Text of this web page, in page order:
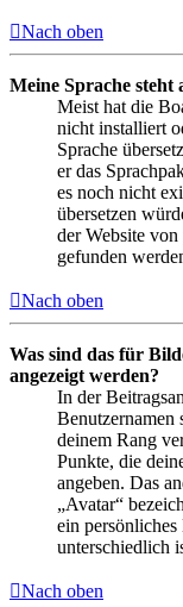
Nach oben
Meine Sprache
Meist hat die
nicht installiert
Sprache
er das
es noch nicht
übersetzen
der Website von
gefunden
Nach oben
Was sind das für
angezeigt werden?
In der
Benutzernamen
deinem Rang
Punkte, die
angeben. Das
„Avatar“
ein
unterschiedlich
Nach oben